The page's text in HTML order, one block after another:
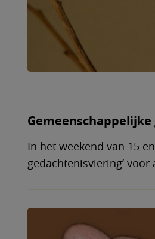
In het weekend van 15
gedachtenisviering’